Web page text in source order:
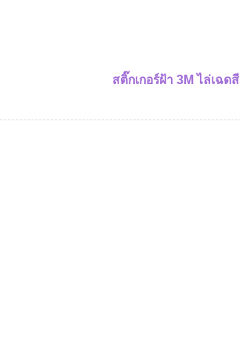
สติ๊กเกอร์ฝ้า 3M ไล่เฉดสี